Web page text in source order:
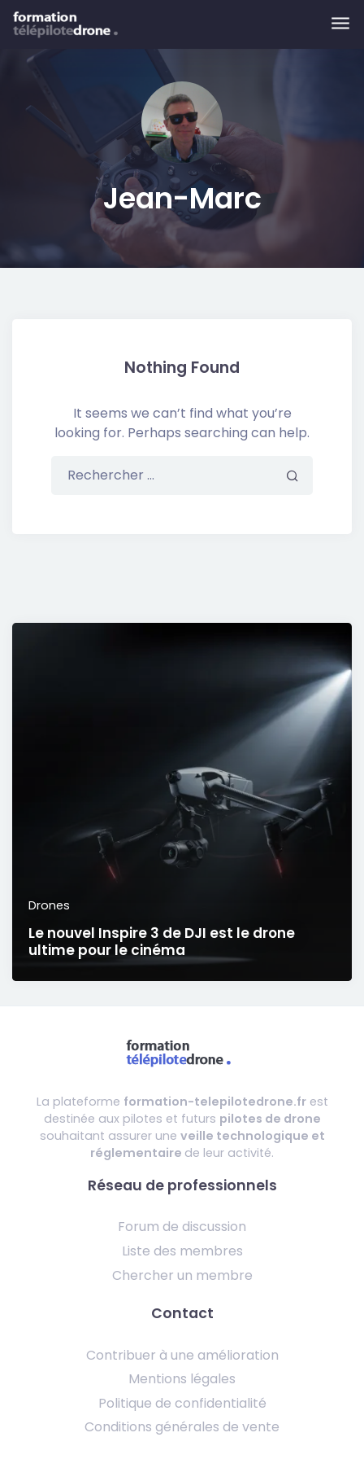
Skip to main content
Jean-Marc
Nothing Found
It seems we can’t find what you’re
looking for. Perhaps searching can help.
Le nouvel Inspire 3 de DJI est le drone
ultime pour le cinéma
Drones
La plateforme formation-telepilotedrone.frest
destinée aux pilotes et futurs pilotes de drone
souhaitant assurer une veille technologique et
réglementaire de leur activité.
Réseau de professionnels
Forum de discussion
Liste des membres
Chercher un membre
Contact
Contribuer à une amélioration
Mentions légales
Politique de confidentialité
Conditions générales de vente